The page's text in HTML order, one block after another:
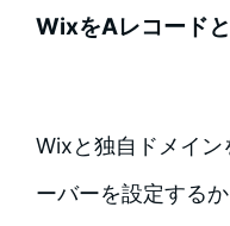
WixをAレコード
Wixと独自ドメイ
ーバーを設定する